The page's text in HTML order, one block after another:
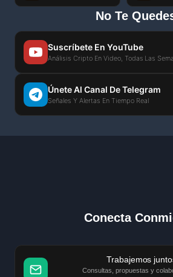
No Te
Suscríbete En YouTube
Análisis Cripto En Video, Todas Las
Únete Al Canal De Telegram
Señales Y Alertas En Tiempo Real
Conecta
Trabajemos
Consultas, propuestas y